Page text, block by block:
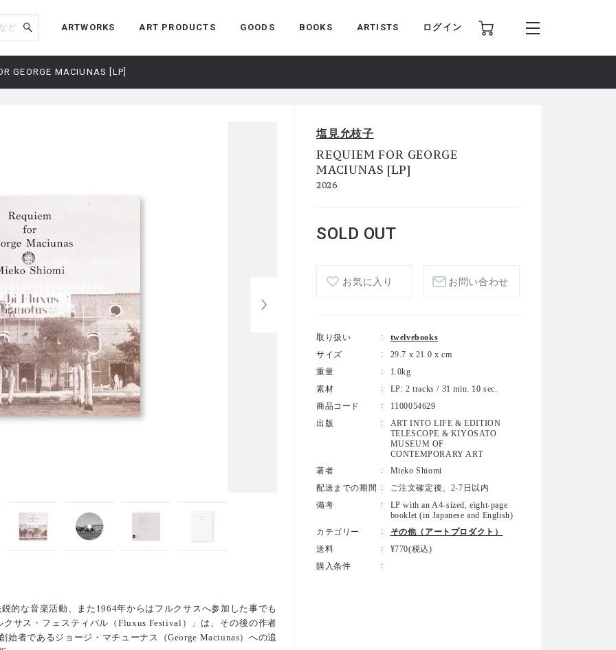
ARTWORKS ART PRODUCTS GOODS BOOKS ARTISTS ログイン
GEORGE MACIUNAS [LP]
的な音楽活動、また1964年からはフルクサスへ参加した事でも
サス・フェスティバル（Fluxus Festival）」は、その後の作者
者であるジョージ・マチューナス（George Maciunas）への追
塩見允枝子
REQUIEM FOR GEORGE
MACIUNAS [LP]
2026
SOLD OUT
お気に入り お問い合わせ
取り扱い
twelvebooks
サイズ
29.7 x 21.0 x cm
重量
1.0kg
素材
LP: 2 tracks / 31 min. 10 sec.
商品コード
1100054629
出版
ART INTO LIFE & EDITION
TELESCOPE & KIYOSATO
MUSEUM OF
CONTEMPORARY ART
著者
Mieko Shiomi
配送までの期間
ご注文確定後、2-7日以内
備考
LP with an A4-sized, eight-page
booklet (in Japanese and English)
カテゴリー
その他（アートプロダクト）
送料
¥770(税込)
購入条件